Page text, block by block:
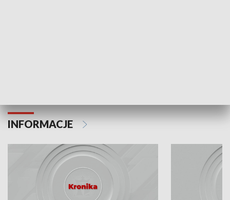
INFORMACJE